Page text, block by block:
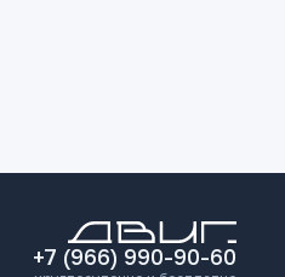
+7 (966) 990-90-60